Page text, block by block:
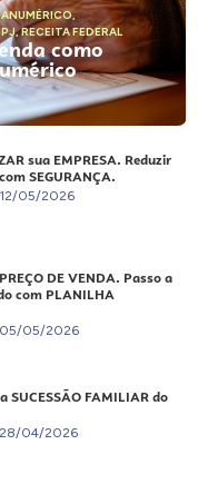
,
,RECEITA FEDERAL
como
sua EMPRESA. Reduzir
SEGURANÇA.
12/05/2026
DE VENDA. Passo a
com PLANILHA
05/05/2026
SUCESSÃO FAMILIAR do
28/04/2026